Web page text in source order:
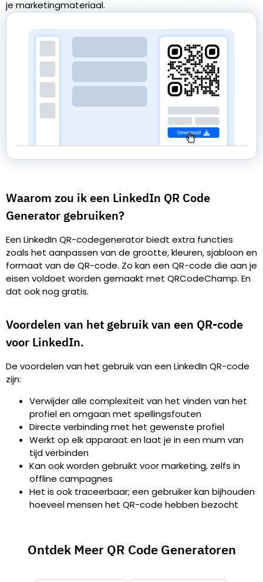
je marketingmateriaal.
Waarom zou ik een LinkedIn QR Code
Generator gebruiken?
Een LinkedIn QR-codegenerator biedt extra functies
zoals het aanpassen van de grootte, kleuren, sjabloon en
formaat van de QR-code. Zo kan een QR-code die aan je
eisen voldoet worden gemaakt met QRCodeChamp. En
dat ook nog gratis.
Voordelen van het gebruik van een QR-code
voor LinkedIn.
De voordelen van het gebruik van een LinkedIn QR-code
zijn:
Verwijder alle complexiteit van het vinden van het
profiel en omgaan met spellingsfouten
Directe verbinding met het gewenste profiel
Werkt op elk apparaat en laat je in een mum van
tijd verbinden
Kan ook worden gebruikt voor marketing, zelfs in
offline campagnes
Het is ook traceerbaar; een gebruiker kan bijhouden
hoeveel mensen het QR-code hebben bezocht
Ontdek Meer QR Code Generatoren